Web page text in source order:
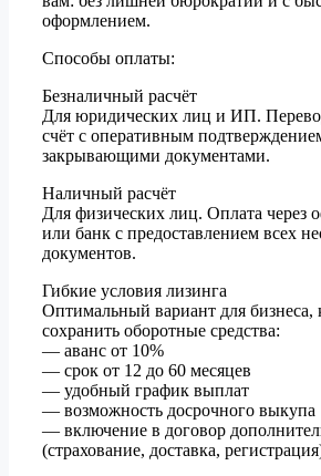
оформлением.
Способы оплаты:
Безналичный расчёт
Для юридических лиц и ИП.
счёт с оперативным
закрывающими документами.
Наличный расчёт
Для физических лиц. Оплата через
или банк с предоставлением всех
документов.
Гибкие условия лизинга
Оптимальный вариант для бизнеса,
сохранить оборотные средства:
— аванс от 10%
— срок от 12 до 60 месяцев
— удобный график выплат
— возможность досрочного выкупа
— включение в договор
(страхование, доставка,